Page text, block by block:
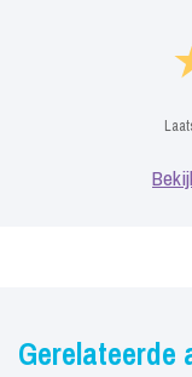
Gerelateerde